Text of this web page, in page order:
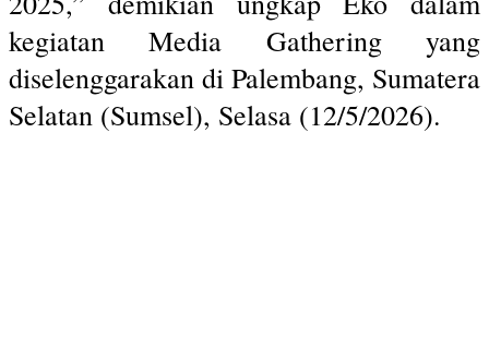
kegiatan Media Gathering yang
diselenggarakan di Palembang, Sumatera
Selatan (Sumsel), Selasa (12/5/2026).